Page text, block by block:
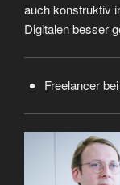
auch konstruktiv
Digitalen besser
Freelancer bei